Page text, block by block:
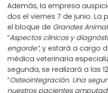
Además, la empresa
dos el viernes 7 de junio. La
el bloque de Grandes
“Aspectos clínicos y
engorde”,y estará a cargo
médica veterinaria
segunda, se realizará a las
“Osteointegración. Una
nuestros pacientes